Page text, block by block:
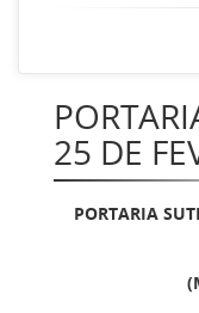
25 DE
PORTARIA